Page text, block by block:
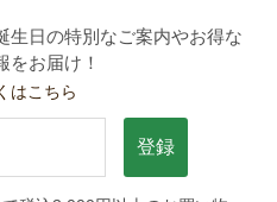
生日の特別なご案内やお得な
をお届け！
はこちら
登録